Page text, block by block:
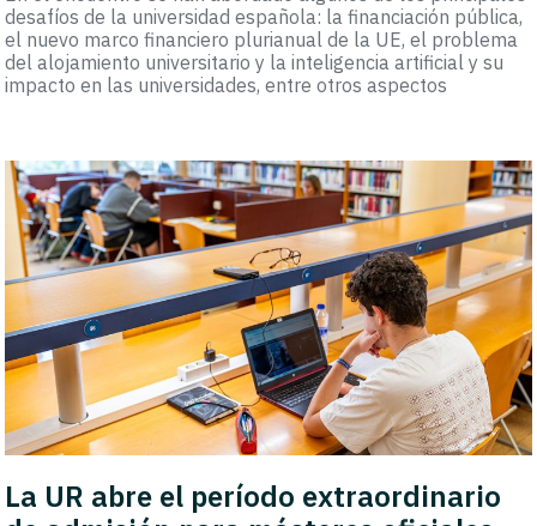
desafíos de la universidad española: la financiación pública,
el nuevo marco financiero plurianual de la UE, el problema
del alojamiento universitario y la inteligencia artificial y su
impacto en las universidades, entre otros aspectos
La UR abre el período extraordinario